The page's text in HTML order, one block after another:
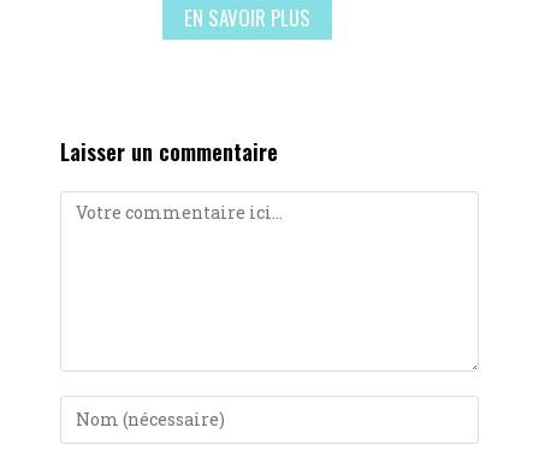
EN SAVOIR PLUS
Laisser un commentaire